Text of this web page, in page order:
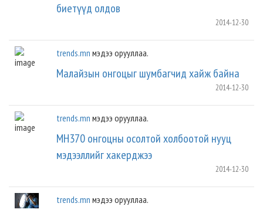
биетүүд олдов
2014-12-30
trends.mn мэдээ орууллаа.
Малайзын онгоцыг шумбагчид хайж байна
2014-12-30
trends.mn мэдээ орууллаа.
MH370 онгоцны осолтой холбоотой нууц
мэдээллийг хакерджээ
2014-12-30
trends.mn мэдээ орууллаа.